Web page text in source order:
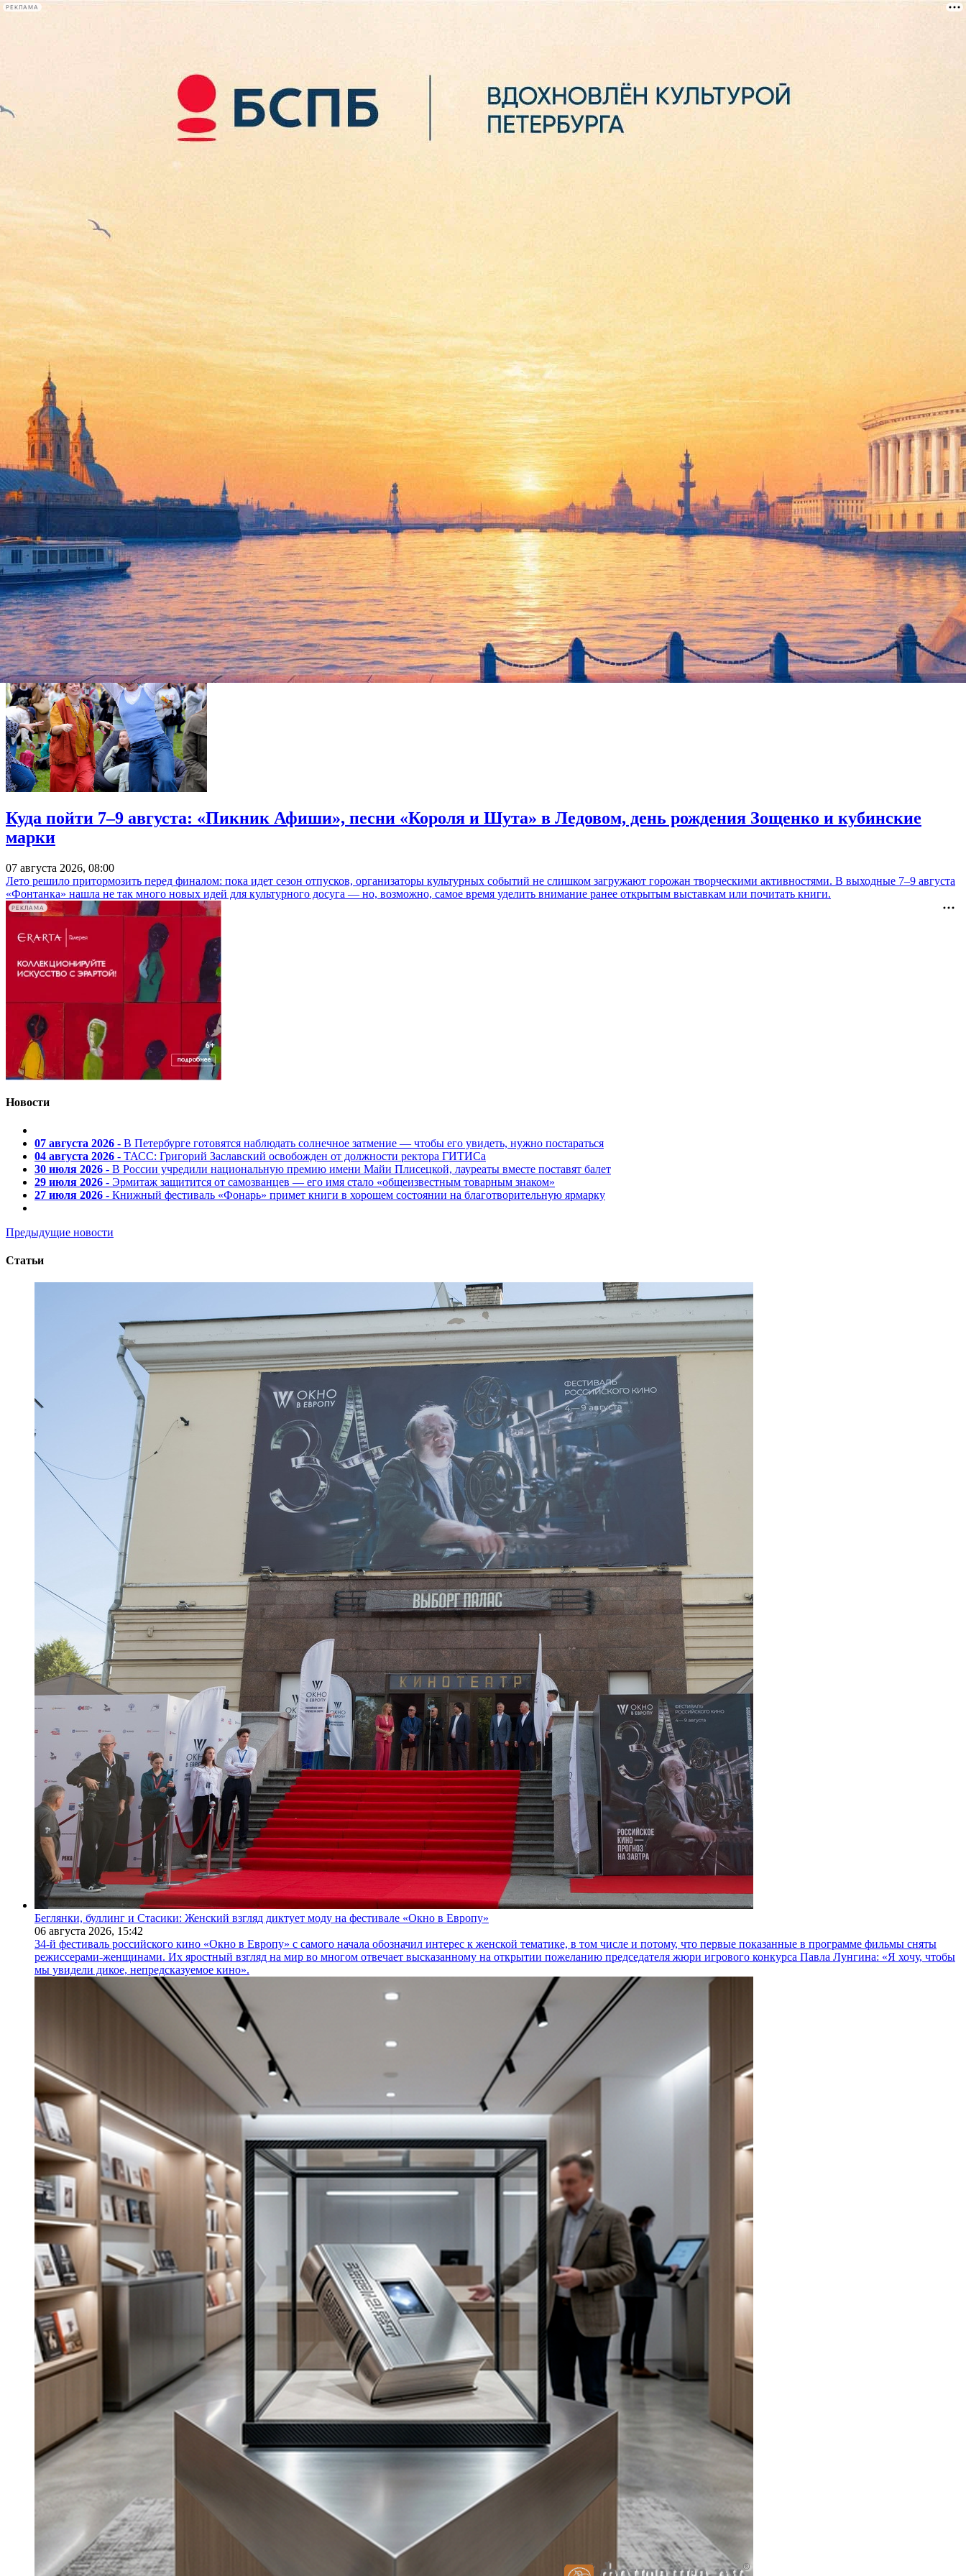
РЕКЛАМА
лекции
книги
"Росфото" расскажет про Чукотку и ее обитателей
29 сентября 2015,
29 сентября в выставочном центре "Росфото" открывается выставка "Чукотка. Фотографии Константина Лемешева". Экспозиция включает 84 работы, созданные фотографом за последние
пятнадцать лет и рассказывающие о жизни коренного народа Чукотки – луоравэтланов.
Константин Лемешев после службы в армии попал в чукотский поселок Эгвекинот и с тех пор ему удалось познать суть этого края земли. Фотограф активно сотрудничал как с местной
прессой, так и с журналом National Geographic. В объективе автора – повседневная жизнь аборигенов, характерные бытовые моменты их жизни, признаки традиционного жизненного уклада
северян, а также свидетельства проникновения в девственные края современной цивилизации.
Выставка будет открыта до 22 ноября.
Фонтанка.ру
Проект "Афиша Plus" реализован на средства гранта Санкт-Петербурга
Куда пойти 7–9 августа: «Пикник Афиши», песни «Короля и Шута» в Ледовом, день рождения Зощенко и кубинские
марки
07 августа 2026, 08:00
Лето решило притормозить перед финалом: пока идет сезон отпусков, организаторы культурных событий не слишком загружают горожан творческими активностями. В выходные 7–9 августа
«Фонтанка» нашла не так много новых идей для культурного досуга — но, возможно, самое время уделить внимание ранее открытым выставкам или почитать книги.
РЕКЛАМА
Новости
07 августа 2026 - В Петербурге готовятся наблюдать солнечное затмение — чтобы его увидеть, нужно постараться
04 августа 2026 - ТАСС: Григорий Заславский освобожден от должности ректора ГИТИСа
30 июля 2026 - В России учредили национальную премию имени Майи Плисецкой, лауреаты вместе поставят балет
29 июля 2026 - Эрмитаж защитится от самозванцев — его имя стало «общеизвестным товарным знаком»
27 июля 2026 - Книжный фестиваль «Фонарь» примет книги в хорошем состоянии на благотворительную ярмарку
Предыдущие новости
Статьи
Беглянки, буллинг и Стасики: Женский взгляд диктует моду на фестивале «Окно в Европу»
06 августа 2026, 15:42
34-й фестиваль российского кино «Окно в Европу» с самого начала обозначил интерес к женской тематике, в том числе и потому, что первые показанные в программе фильмы сняты
режиссерами-женщинами. Их яростный взгляд на мир во многом отвечает высказанному на открытии пожеланию председателя жюри игрового конкурса Павла Лунгина: «Я хочу, чтобы
мы увидели дикое, непредсказуемое кино».